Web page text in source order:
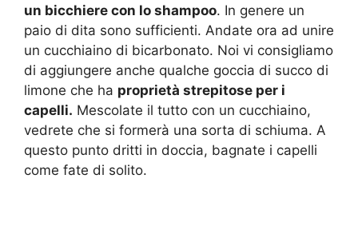
un bicchiere con lo shampoo. In genere un
paio di dita sono sufficienti. Andate ora ad unire
un cucchiaino di bicarbonato. Noi vi consigliamo
di aggiungere anche qualche goccia di succo di
limone che ha proprietà strepitose per i
capelli. Mescolate il tutto con un cucchiaino,
vedrete che si formerà una sorta di schiuma. A
questo punto dritti in doccia, bagnate i capelli
come fate di solito.